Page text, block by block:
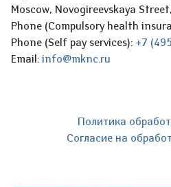
Moscow, Novogireevskaya
Phone (Compulsory health
Phone (Self pay services): +7
Email: info@mknc.ru
Политика
Согласие на